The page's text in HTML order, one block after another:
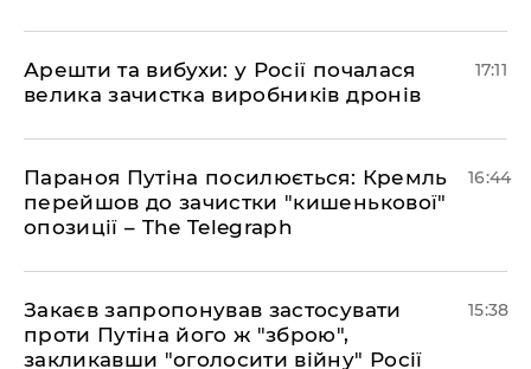
Арешти та вибухи: у Росії почалася
велика зачистка виробників дронів
17:11
Параноя Путіна посилюється: Кремль
перейшов до зачистки "кишенькової"
опозиції – The Telegraph
16:44
Закаєв запропонував застосувати
проти Путіна його ж "зброю",
закликавши "оголосити війну" Росії
15:38